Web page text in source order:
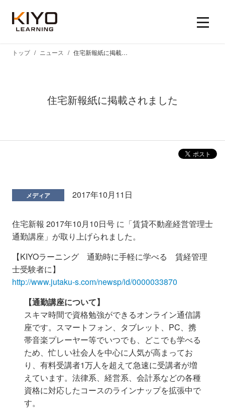
住宅新報紙に掲載されました
トップ ニュース 住宅新報紙に掲載されました
メディア 2017年10月11日
住宅新報 2017年10月10日号 に「賃貸不動産経営管理士
通勤講座」が取り上げられました。
【KIYOラーニング 通勤時に手軽に学べる 賃経管理
士受験者に】
http://www.jutaku-s.com/newsp/id/0000033870
【通勤講座について】
スキマ時間で資格勉強ができるオンライン通信講
座です。スマートフォン、タブレット、PC、携
帯音楽プレーヤー等でいつでも、どこでも学べる
ため、忙しい社会人を中心に人気が高まってお
り、有料受講者1万人を超えて急速に受講者が増
えています。法律系、経営系、会計系などの各種
資格に対応したコースのラインナップを拡張中で
す。